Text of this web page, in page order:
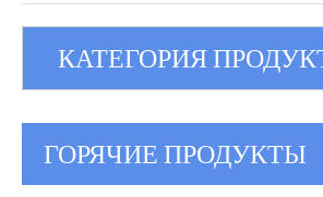
КАТЕГОРИЯ
ГОРЯЧИЕ ПРОДУКТЫ